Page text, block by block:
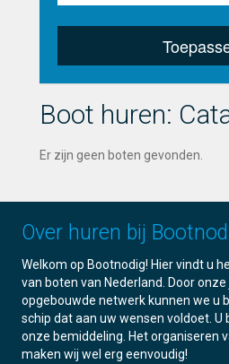
Boot huren:
Er zijn geen boten gevonden.
Over huren bij
Welkom op Bootnodig! Hier vindt u
van boten van Nederland. Door
opgebouwde netwerk kunnen we u
schip dat aan uw wensen voldoet.
onze bemiddeling. Het organiseren
maken wij wel erg eenvoudig!